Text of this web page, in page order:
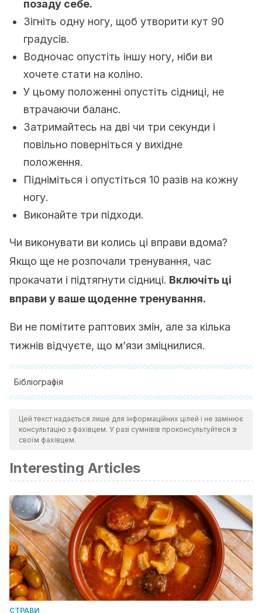
позаду себе.
Зігніть одну ногу, щоб утворити кут 90
градусів.
Водночас опустіть іншу ногу, ніби ви
хочете стати на коліно.
У цьому положенні опустіть сідниці, не
втрачаючи баланс.
Затримайтесь на дві чи три секунди і
повільно поверніться у вихідне
положення.
Підніміться і опустіться 10 разів на кожну
ногу.
Виконайте три підходи.
Чи виконувати ви колись ці вправи вдома?
Якщо ще не розпочали тренування, час
прокачати і підтягнути сідниці. Включіть ці
вправи у ваше щоденне тренування.
Ви не помітите раптових змін, але за кілька
тижнів відчуєте, що м’язи зміцнилися.
Бібліографія
фітнесу.Національний педагогічний університет імені
М.П.Драгоманова.
культури. ІІІ Всеукраїнська науково-практична
Цей текст надається лише для інформаційних цілей і не замінює
консультацію з фахівцем. У разі сумнівів проконсультуйтеся зі
своїм фахівцем.
Interesting Articles
CТРАВИ